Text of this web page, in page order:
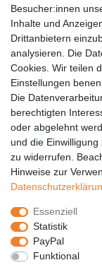
Barrierefreiheit
Anleitungen
Vertrag
PARTNER
DHL
GLS
PaketPLUS
SPONSORING
Malchower SV 90
Malchower Wölfe
ZERTIFIKATE
Besucher:innen
Inhalte und
Drittanbietern
analysieren. Die
Cookies. Wir teilen
Einstellungen
Die
berechtigten
oder abgelehnt
und die
zu widerrufen.
Hinweise zur
Essenziell
Statistik
PayPal
Funktional